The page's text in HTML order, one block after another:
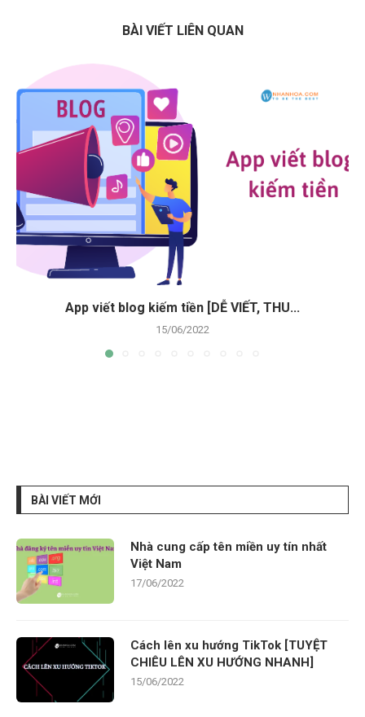
BÀI VIẾT LIÊN QUAN
App viết blog kiếm tiền [DỄ VIẾT, THU...
15/06/2022
BÀI VIẾT MỚI
Nhà cung cấp tên miền uy tín nhất
Việt Nam
17/06/2022
Cách lên xu hướng TikTok [TUYỆT
CHIÊU LÊN XU HƯỚNG NHANH]
15/06/2022